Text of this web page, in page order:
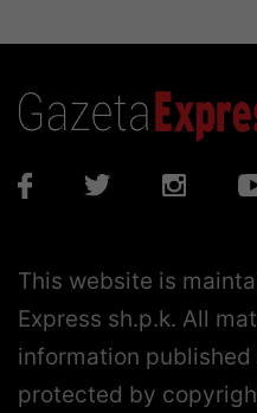
This website is
Express sh.p.k. All
information
protected by